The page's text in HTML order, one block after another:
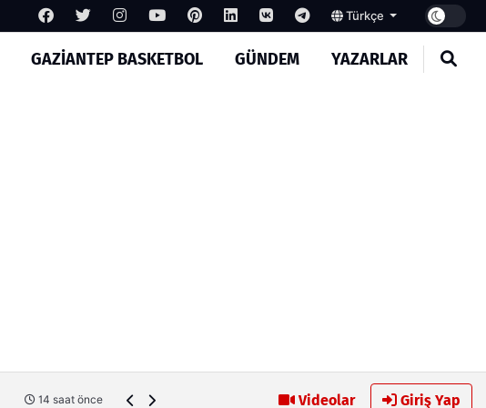
Türkçe
GAZİANTEP BASKETBOL GÜNDEM YAZARLAR
14 saat önce Gaziantep FK’da Alanyaspor alarmıVideolar Giriş Yap